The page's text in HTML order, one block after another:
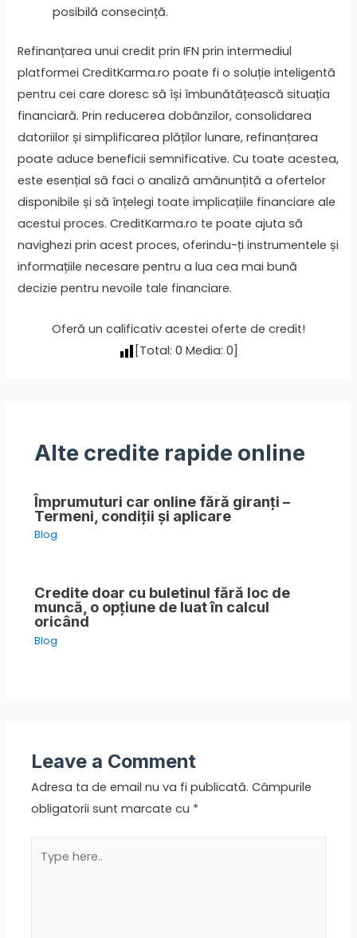
posibilă consecință.
Refinanțarea unui credit prin IFN prin intermediul
platformei CreditKarma.ro poate fi o soluție inteligentă
pentru cei care doresc să își îmbunătățească situația
financiară. Prin reducerea dobânzilor, consolidarea
datoriilor și simplificarea plăților lunare, refinanțarea
poate aduce beneficii semnificative. Cu toate acestea,
este esențial să faci o analiză amănunțită a ofertelor
disponibile și să înțelegi toate implicațiile financiare ale
acestui proces. CreditKarma.ro te poate ajuta să
navighezi prin acest proces, oferindu-ți instrumentele și
informațiile necesare pentru a lua cea mai bună
decizie pentru nevoile tale financiare.
Oferă un calificativ acestei oferte de credit!
[Total: 0 Media: 0]
Alte credite rapide online
Împrumuturi car online fără giranți –
Termeni, condiții și aplicare
Blog
Credite doar cu buletinul fără loc de
muncă, o opțiune de luat în calcul
oricând
Blog
Leave a Comment
Adresa ta de email nu va fi publicată. Câmpurile
obligatorii sunt marcate cu *